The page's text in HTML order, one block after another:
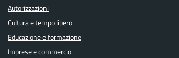
Autorizzazioni
Cultura e tempo libero
Educazione e formazione
Imprese e commercio